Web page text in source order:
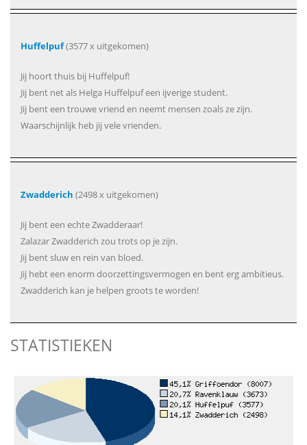
Huffelpuf(3577 x uitgekomen)
Jij hoort thuis bij Huffelpuf!
Jij bent net als Helga Huffelpuf een ijverige student.
Jij bent een trouwe vriend en neemt mensen zoals ze zijn.
Waarschijnlijk heb jij vele vrienden.
Zwadderich (2498 x uitgekomen)
Jij bent een echte Zwadderaar!
Zalazar Zwadderich zou trots op je zijn.
Jij bent sluw en rein van bloed.
Jij hebt een enorm doorzettingsvermogen en bent erg ambitieus.
Zwadderich kan je helpen groots te worden!
STATISTIEKEN